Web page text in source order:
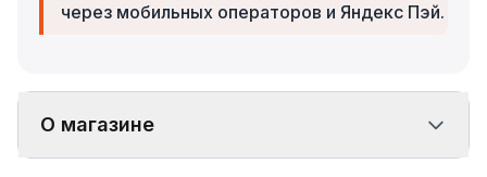
через мобильных операторов и Яндекс Пэй.
О магазине